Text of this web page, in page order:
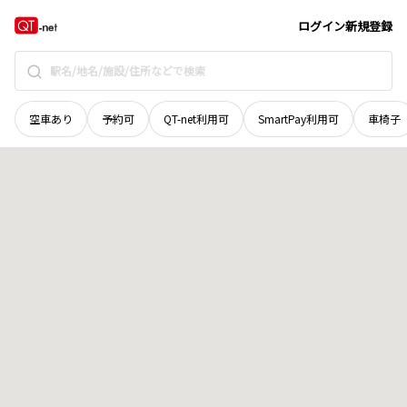
ログイン新規登録
空車あり 予約可 QT-net利用可 SmartPay利用可 車椅子
山口県